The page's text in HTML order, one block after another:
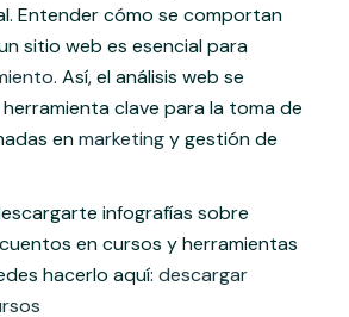
Entender cómo se comportan
sitio web es esencial para
. Así, el análisis web se
clave para la toma de
enmarketingy gestión de
infografías sobre
en cursos y herramientas
hacerlo aquí:descargar